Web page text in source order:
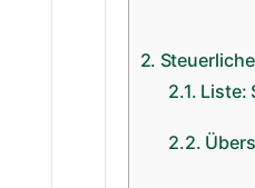
Liste: